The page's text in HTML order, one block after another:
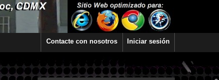
Iniciar sesión
Contacte con nosotros